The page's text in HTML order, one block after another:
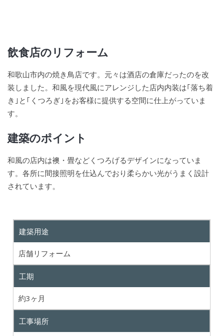
飲食店のリフォーム
和歌山市内の焼き鳥店です。元々は酒店の倉庫だったのを改
装しました。和風を現代風にアレンジした店内内装は｢落ち着
き｣と｢くつろぎ｣をお客様に提供する空間に仕上がっていま
す。
建築のポイント
和風の店内は襖・畳などくつろげるデザインになっていま
す。各所に間接照明を仕込んでおり柔らかい光がうまく設計
されています。
建築用途
店舗リフォーム
工期
約3ヶ月
工事場所